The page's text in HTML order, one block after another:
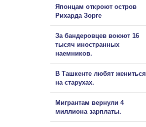
Японцам откроют остров
Рихарда Зорге
За бандеровцев воюют 16
тысяч иностранных
наемников.
В Ташкенте любят жениться
на старухах.
Мигрантам вернули 4
миллиона зарплаты.